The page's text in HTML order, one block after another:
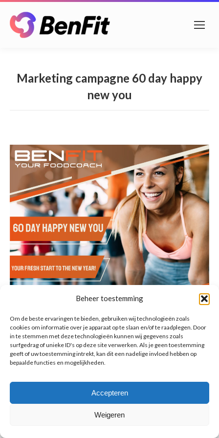
Beheer toestemming
Om de beste ervaringen te bieden, gebruiken wij technologieën zoals
cookies om informatie over je apparaat op te slaan en/of te raadplegen. Door
in te stemmen met deze technologieën kunnen wij gegevens zoals
surfgedrag of unieke ID's op deze site verwerken. Als je geen toestemming
geeft of uw toestemming intrekt, kan dit een nadelige invloed hebben op
bepaalde functies en mogelijkheden.
Accepteren
Weigeren
Marketing campagne 60 day happy
new you
© Copyright BenFit |
Copyright menu-NL